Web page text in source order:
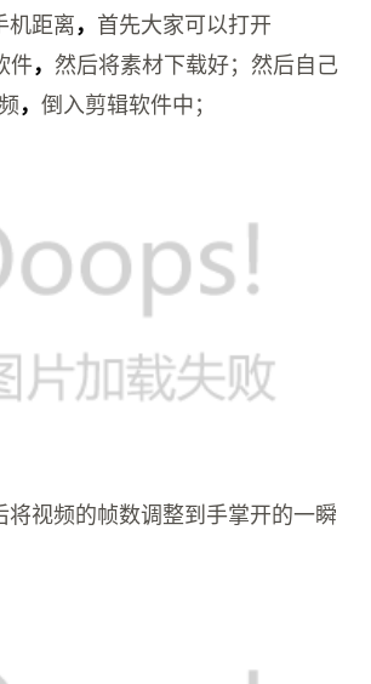
机距离， 首先大家可以打开
件，然后将素材下载好；然后自己
，倒入剪辑软件中；
将视频的帧数调整到手掌开的一瞬